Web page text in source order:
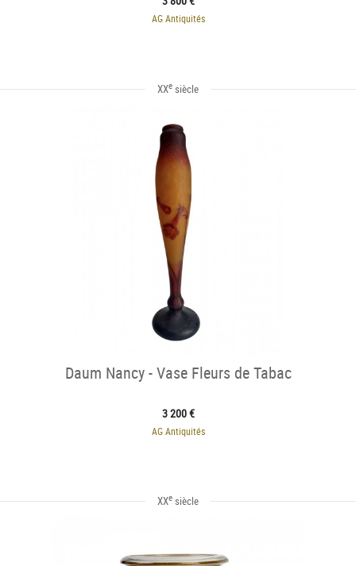
AG Antiquités
XXe siècle
Daum Nancy - Vase Fleurs de Tabac
3 200 €
AG Antiquités
XXe siècle